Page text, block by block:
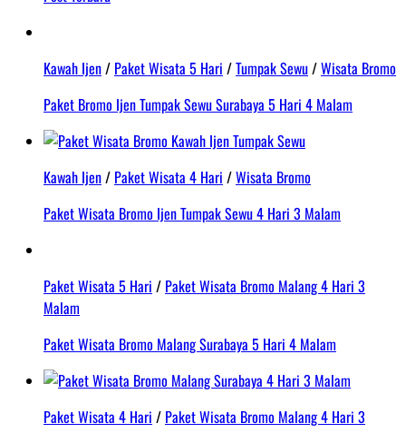
Kawah Ijen/ Paket Wisata 5 Hari /Tumpak Sewu/Wisata Bromo
Paket Bromo Ijen Tumpak Sewu Surabaya 5 Hari 4 Malam
Kawah Ijen/ Paket Wisata 4 Hari /Wisata Bromo
Paket Wisata Bromo Ijen Tumpak Sewu 4 Hari 3 Malam
Paket Wisata 5 Hari / Paket Wisata Bromo Malang 4 Hari 3
Malam
Paket Wisata Bromo Malang Surabaya 5 Hari 4 Malam
Paket Wisata 4 Hari / Paket Wisata Bromo Malang 4 Hari 3